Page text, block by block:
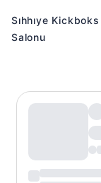
Sıhhıye
Salonu